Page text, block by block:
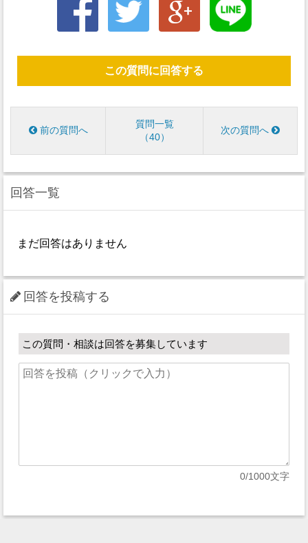
この質問に回答する
前の質問へ
質問一覧
40
次の質問へ
回答一覧
まだ回答はありません
回答を投稿する
この質問・相談は回答を募集しています
0/1000文字